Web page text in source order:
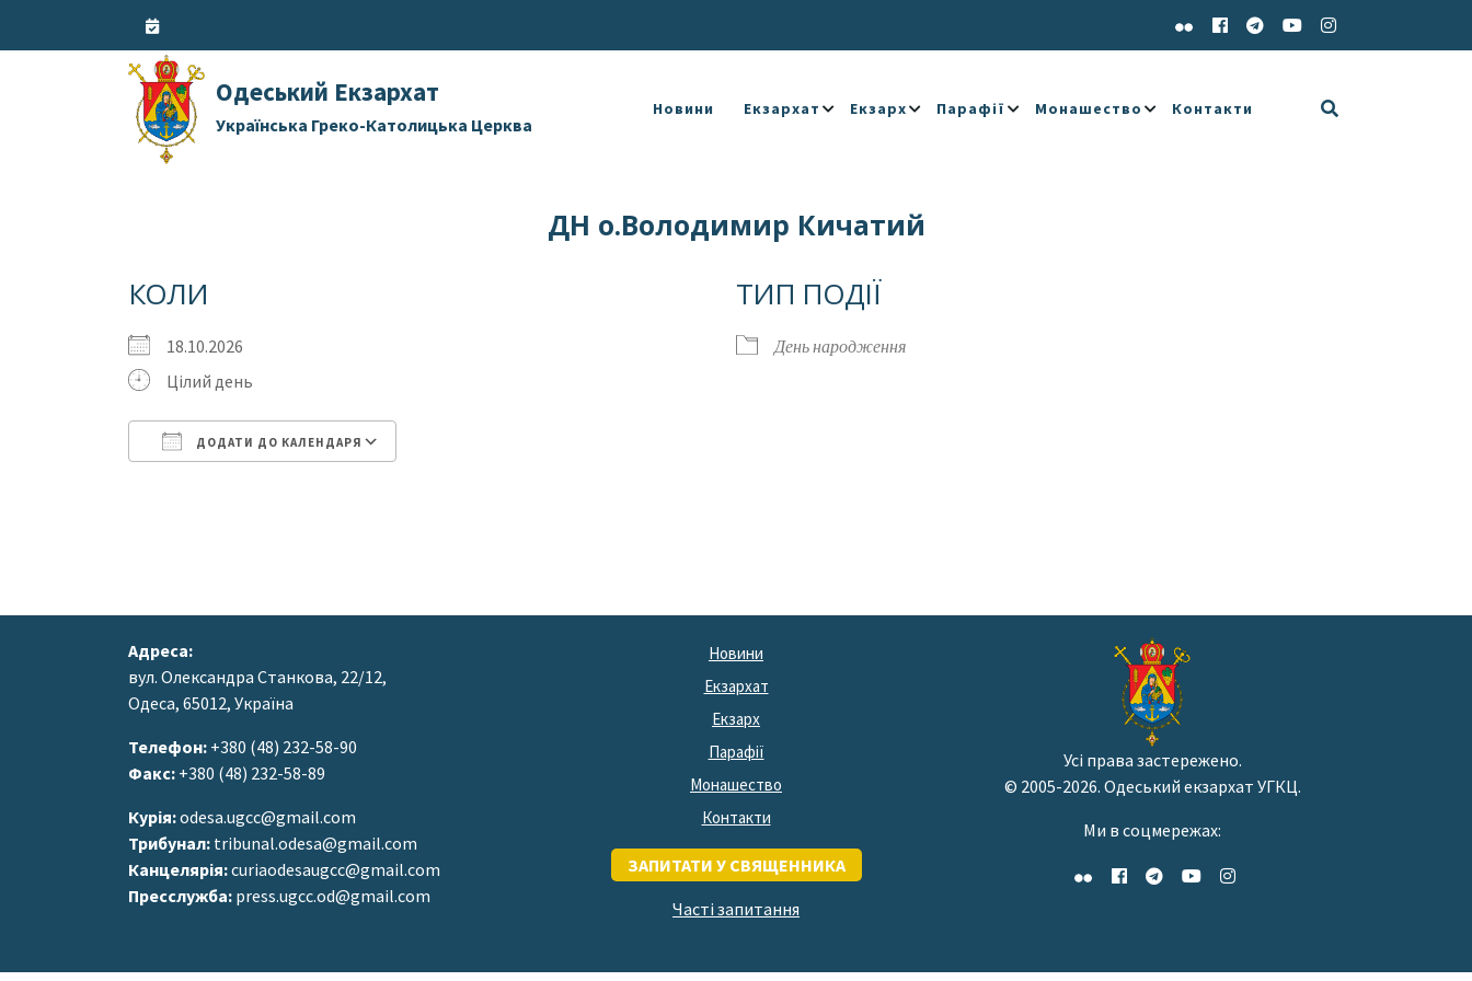
Одеський Екзархат
Українська Греко-Католицька Церква
Новини Екзархат Екзарх Парафії Монашество Контакти
ДН о.Володимир Кичатий
КОЛИ
18.10.2026
Цілий день
ДОДАТИ ДО КАЛЕНДАРЯ
ТИП ПОДІЇ
День народження
Адреса:
вул. Олександра Станкова, 22/12,
Одеса, 65012, Україна
Телефон: +380 (48) 232-58-90
Факс: +380 (48) 232-58-89
Курія:odesa.ugcc@gmail.com
Трибунал: tribunal.odesa@gmail.com
Канцелярія:curiaodesaugcc@gmail.com
Пресслужба: press.ugcc.od@gmail.com
Новини
Екзархат
Екзарх
Парафії
Монашество
Контакти
ЗАПИТАТИ У СВЯЩЕННИКА
Часті запитання
Усі права застережено.
© 2005-2026. Одеський екзархат УГКЦ.
Ми в соцмережах: